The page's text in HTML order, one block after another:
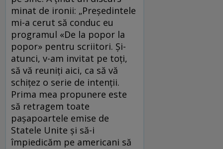
minat de ironii: „Președintele
mi-a cerut să conduc eu
programul «De la popor la
popor» pentru scriitori. Și-
atunci, v-am invitat pe toți,
să vă reuniți aici, ca să vă
schițez o serie de intenții.
Prima mea propunere este
să retragem toate
pașapoartele emise de
Statele Unite și să-i
împiedicăm pe americani să